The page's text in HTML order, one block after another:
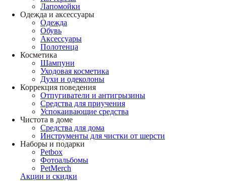
Лапомойки
Одежда и аксессуары
Одежда
Обувь
Аксессуары
Полотенца
Косметика
Шампуни
Уходовая косметика
Духи и одеколоны
Коррекция поведения
Отпугиватели и антигрызины
Средства для приучения
Успокаивающие средства
Чистота в доме
Средства для дома
Инструменты для чистки от шерсти
Наборы и подарки
Petbox
Фотоальбомы
PetMerch
Акции и скидки